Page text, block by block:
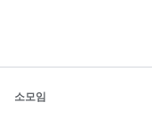
소모임